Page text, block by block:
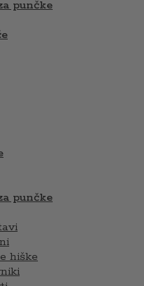
punčke
punčke
hiške